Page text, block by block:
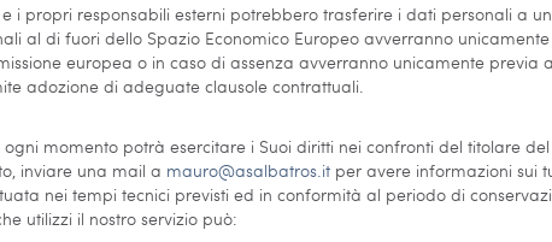
i propri responsabili esterni potrebbero trasferire i dati personali a
al di fuori dello Spazio Economico Europeo avverranno
europea o in caso di assenza avverranno unicamente
adozione di adeguate clausole contrattuali.
ogni momento potrà esercitare i Suoi diritti nei confronti del titolare
inviare una mail a mauro@asalbatros.it per avere informazioni sui
nei tempi tecnici previsti ed in conformità al periodo di
utilizzi il nostro servizio può: